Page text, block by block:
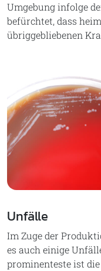
Umgebung infolge
befürchtet, dass
übriggebliebenen
Unfälle
Im Zuge der
es auch einige
prominenteste ist